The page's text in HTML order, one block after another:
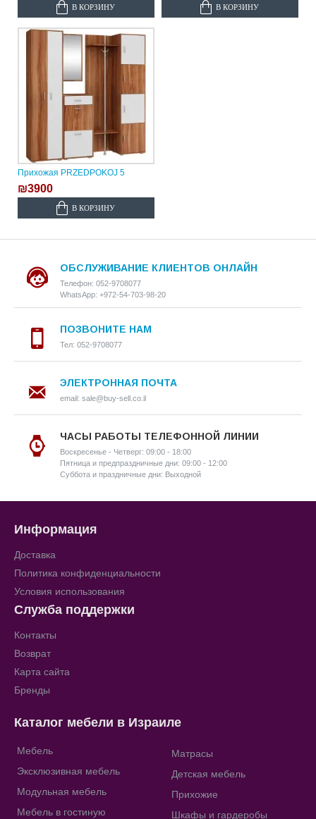
В КОРЗИНУ В КОРЗИНУ
Прихожая PRZEDPOKOJ 5
₪3900
В КОРЗИНУ
ОБСЛУЖИВАНИЕ КЛИЕНТОВ ОНЛАЙН
Телефон: 052-9708077
WhatsApp: +972-54-703-98-20
ПОЗВОНИТЕ НАМ
Тел: 052-9708077
ЭЛЕКТРОННАЯ ПОЧТА
email: sale@buy-sell.co.il
ЧАСЫ РАБОТЫ ТЕЛЕФОННОЙ ЛИНИИ
Воскресенье - Четверг: 09:00 - 18:00
Пятница и предпраздничные дни: 09:00 - 12:00
Суббота и праздничные дни: Выходной
Информация
Доставка
Политика конфиденциальности
Условия использования
Служба поддержки
Контакты
Возврат
Карта сайта
Бренды
Каталог мебели в Израиле
Мебель
Эксклюзивная мебель
Модульная мебель
Мебель в гостиную
Матрасы
Детская мебель
Прихожие
Шкафы и гардеробы